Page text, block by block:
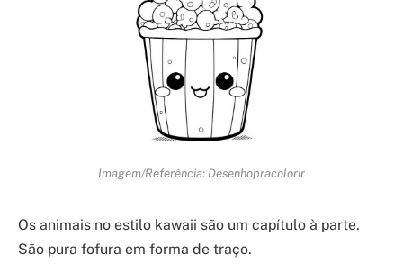
Imagem/Referência: Desenhopracolorir
Os animais no estilo kawaii são um capítulo à parte.
São pura fofura em forma de traço.